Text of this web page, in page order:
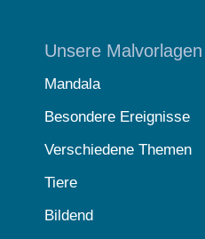
Unsere
Mandala
Besondere Ereignisse
Verschiedene Themen
Tiere
Bildend